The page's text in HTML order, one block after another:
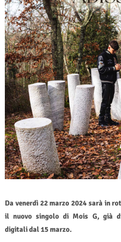
Da venerdì 22 marzo 2024 sarà in
il nuovo singolo di Mois G, già
digitali dal 15 marzo.